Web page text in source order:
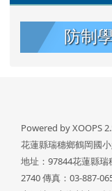
防制
Powered by XOOPS
花蓮縣瑞穗鄉鶴岡國小
地址：97844花蓮縣
2740 傳真：03-887-